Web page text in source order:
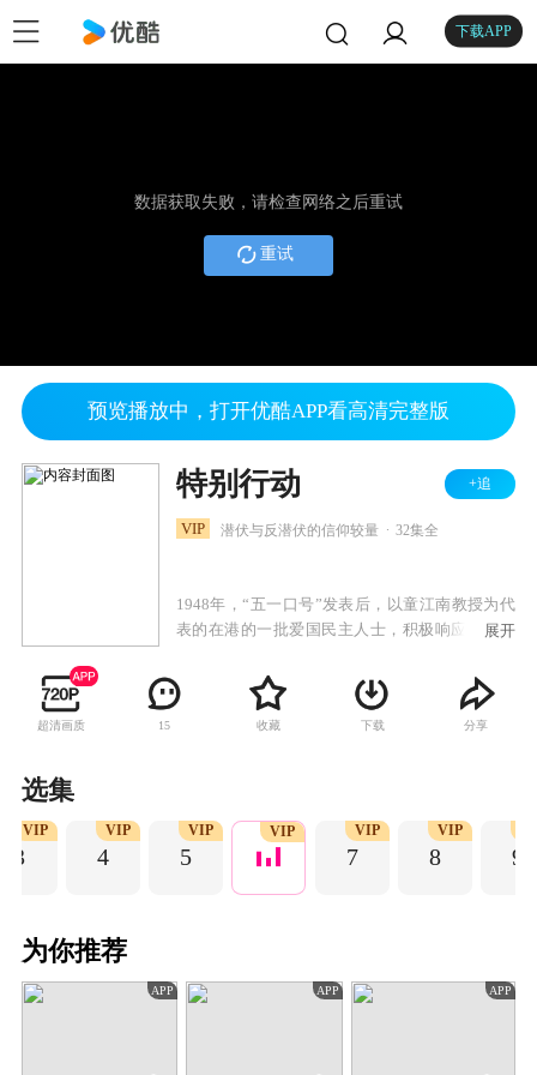
下载APP
数据获取失败，请检查网络之后重试
重试
预览播放中，打开优酷APP看高清完整版
特别行动 +追
VIP 潜伏与反潜伏的信仰较量 32集全
1948年，“五一口号”发表后，以童江南教授为代
表的在港的一批爱国民主人士，积极响应共产党
加阻扰和破坏，他们派出特务张少幕，假冒共产
党，妄图诱骗甚至绑架童教授等民主人士。我党
地下工作者苏行接到任务赶往香港，与国民党特
童教授的信任，苏行从追查杀害涂哲的凶手入
手，挖出了张少幕的直接联络人党勋琦，发现了
展开
超清画质 15 收藏 下载 分享
选集
3
VIP
4
VIP
5
VIP VIP
7
VIP
8
VIP
9
为你推荐
APP APP APP